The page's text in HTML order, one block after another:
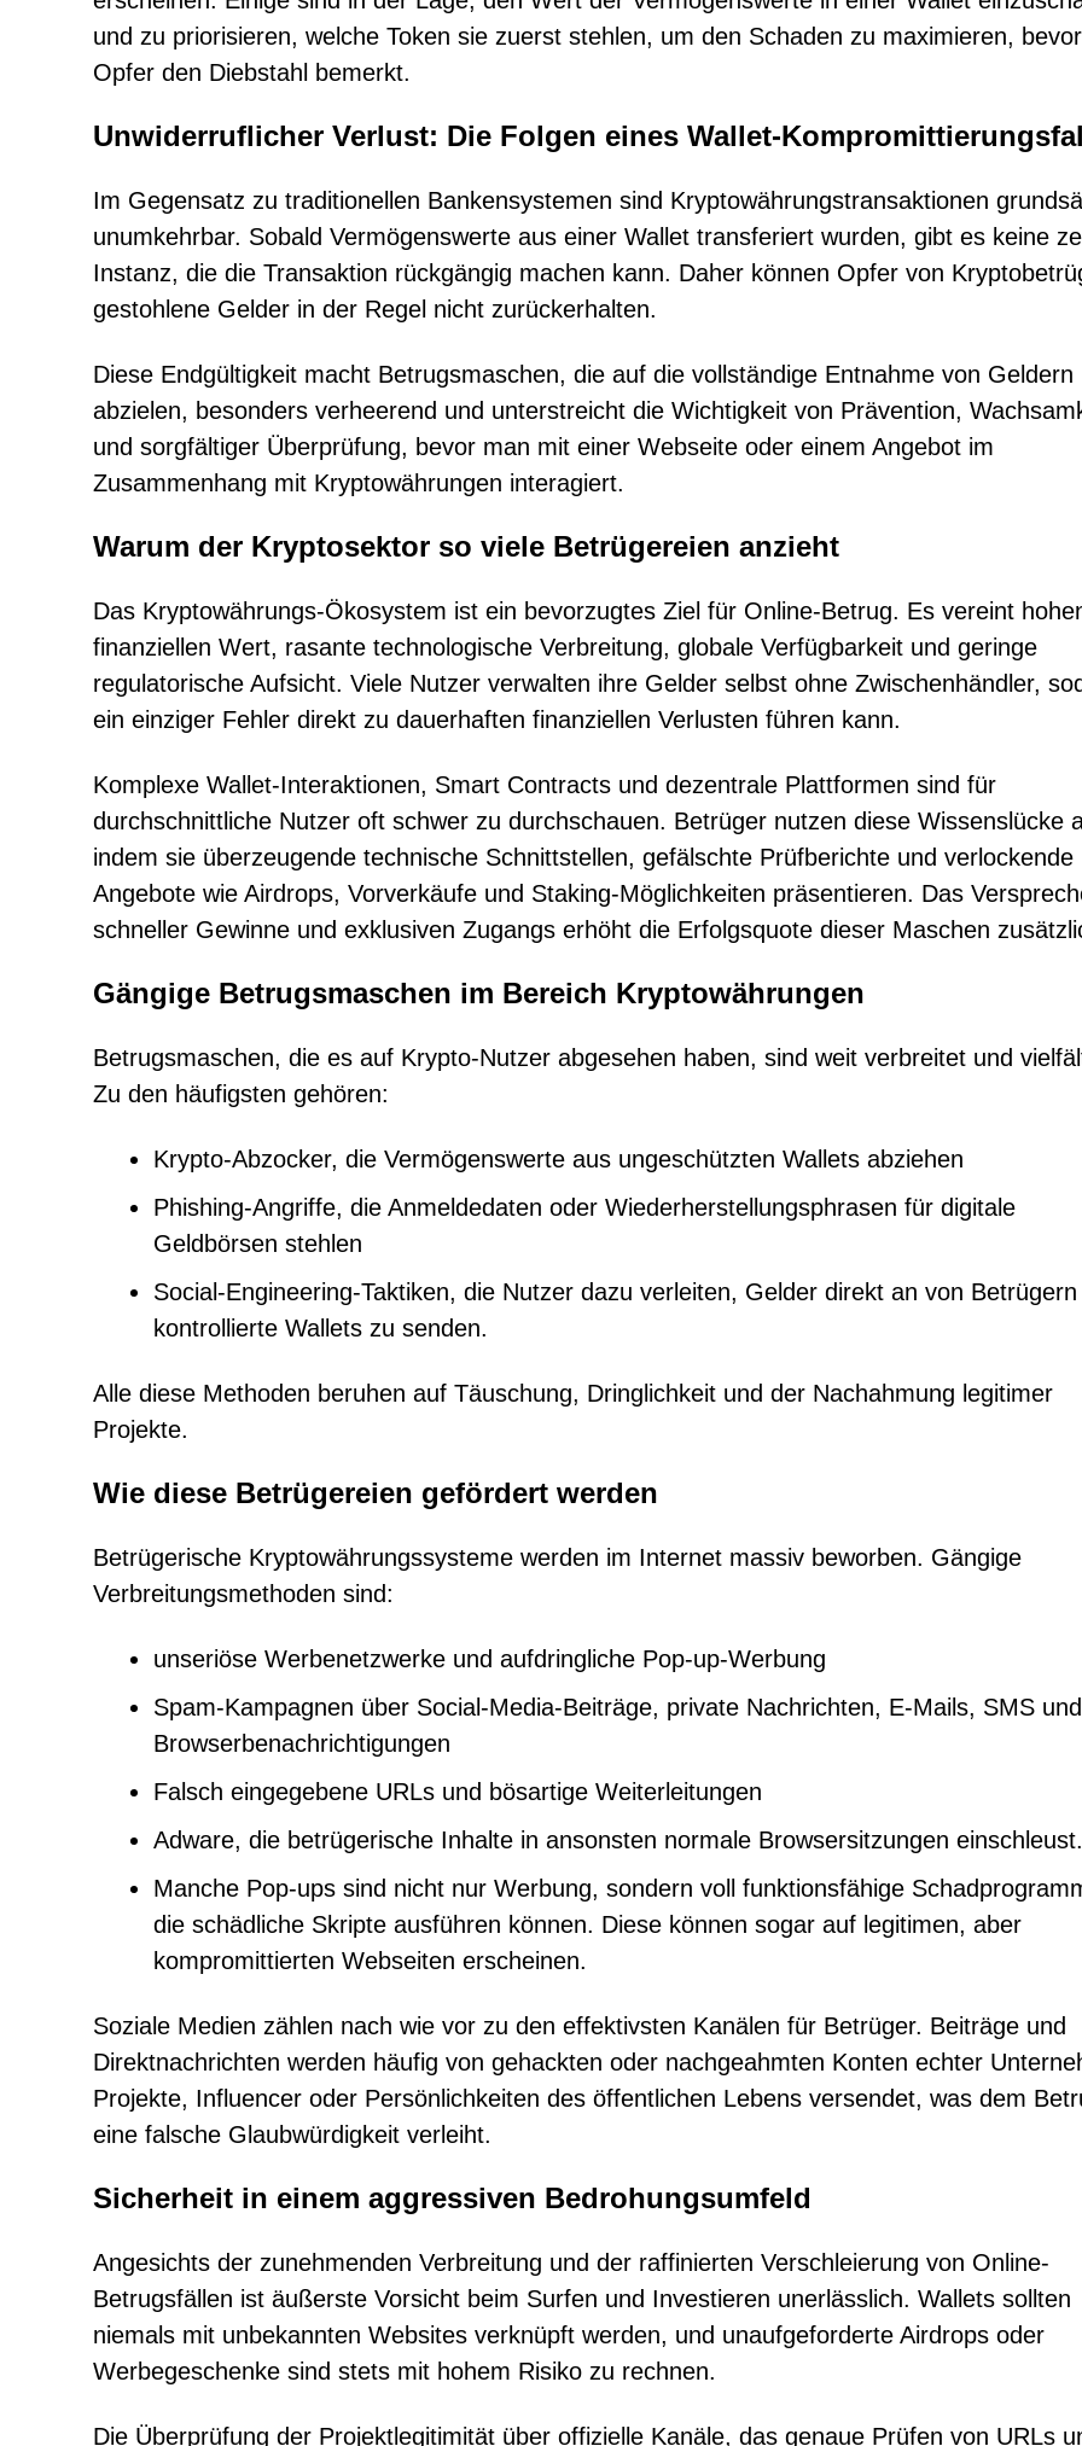
und zu priorisieren, welche Token sie zuerst stehlen, um den Schaden zu maximieren,
Opfer den Diebstahl bemerkt.
Unwiderruflicher Verlust: Die Folgen eines Wallet-
Im Gegensatz zu traditionellen Bankensystemen sind Kryptowährungstransaktionen
unumkehrbar. Sobald Vermögenswerte aus einer Wallet transferiert wurden, gibt es keine
Instanz, die die Transaktion rückgängig machen kann. Daher können Opfer von
gestohlene Gelder in der Regel nicht zurückerhalten.
Diese Endgültigkeit macht Betrugsmaschen, die auf die vollständige Entnahme von Geldern
abzielen, besonders verheerend und unterstreicht die Wichtigkeit von Prävention,
und sorgfältiger Überprüfung, bevor man mit einer Webseite oder einem Angebot im
Zusammenhang mit Kryptowährungen interagiert.
Warum der Kryptosektor so viele Betrügereien anzieht
Das Kryptowährungs-Ökosystem ist ein bevorzugtes Ziel für Online-Betrug. Es vereint
finanziellen Wert, rasante technologische Verbreitung, globale Verfügbarkeit und geringe
regulatorische Aufsicht. Viele Nutzer verwalten ihre Gelder selbst ohne Zwischenhändler,
ein einziger Fehler direkt zu dauerhaften finanziellen Verlusten führen kann.
Komplexe Wallet-Interaktionen, Smart Contracts und dezentrale Plattformen sind für
durchschnittliche Nutzer oft schwer zu durchschauen. Betrüger nutzen diese Wissenslücke
indem sie überzeugende technische Schnittstellen, gefälschte Prüfberichte und verlockende
Angebote wie Airdrops, Vorverkäufe und Staking-Möglichkeiten präsentieren. Das
schneller Gewinne und exklusiven Zugangs erhöht die Erfolgsquote dieser Maschen
Gängige Betrugsmaschen im Bereich Kryptowährungen
Betrugsmaschen, die es auf Krypto-Nutzer abgesehen haben, sind weit verbreitet und
Zu den häufigsten gehören:
Krypto-Abzocker, die Vermögenswerte aus ungeschützten Wallets abziehen
Phishing-Angriffe, die Anmeldedaten oder Wiederherstellungsphrasen für digitale
Geldbörsen stehlen
Social-Engineering-Taktiken, die Nutzer dazu verleiten, Gelder direkt an von Betrügern
kontrollierte Wallets zu senden.
Alle diese Methoden beruhen auf Täuschung, Dringlichkeit und der Nachahmung legitimer
Projekte.
Wie diese Betrügereien gefördert werden
Betrügerische Kryptowährungssysteme werden im Internet massiv beworben. Gängige
Verbreitungsmethoden sind:
unseriöse Werbenetzwerke und aufdringliche Pop-up-Werbung
Spam-Kampagnen über Social-Media-Beiträge, private Nachrichten, E-Mails, SMS und
Browserbenachrichtigungen
Falsch eingegebene URLs und bösartige Weiterleitungen
Adware, die betrügerische Inhalte in ansonsten normale Browsersitzungen einschleust.
Manche Pop-ups sind nicht nur Werbung, sondern voll funktionsfähige
die schädliche Skripte ausführen können. Diese können sogar auf legitimen, aber
kompromittierten Webseiten erscheinen.
Soziale Medien zählen nach wie vor zu den effektivsten Kanälen für Betrüger. Beiträge und
Direktnachrichten werden häufig von gehackten oder nachgeahmten Konten echter
Projekte, Influencer oder Persönlichkeiten des öffentlichen Lebens versendet, was dem
eine falsche Glaubwürdigkeit verleiht.
Sicherheit in einem aggressiven Bedrohungsumfeld
Angesichts der zunehmenden Verbreitung und der raffinierten Verschleierung von Online-
Betrugsfällen ist äußerste Vorsicht beim Surfen und Investieren unerlässlich. Wallets sollten
niemals mit unbekannten Websites verknüpft werden, und unaufgeforderte Airdrops oder
Werbegeschenke sind stets mit hohem Risiko zu rechnen.
Die Überprüfung der Projektlegitimität über offizielle Kanäle, das genaue Prüfen von URLs